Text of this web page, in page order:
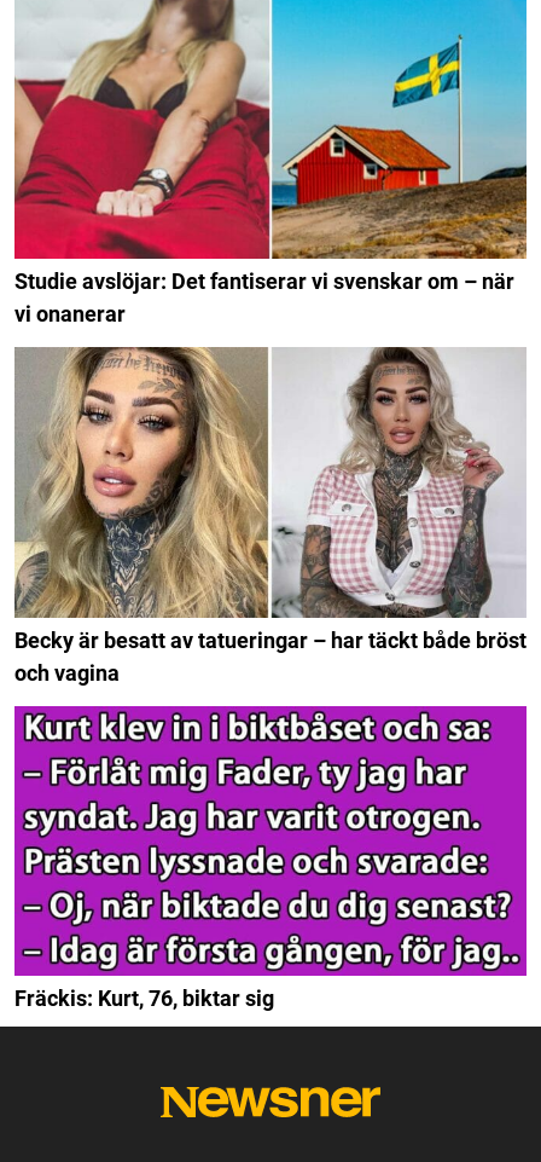
Studie avslöjar: Det fantiserar vi svenskar om – när
vi onanerar
Becky är besatt av tatueringar – har täckt både bröst
och vagina
Fräckis: Kurt, 76, biktar sig